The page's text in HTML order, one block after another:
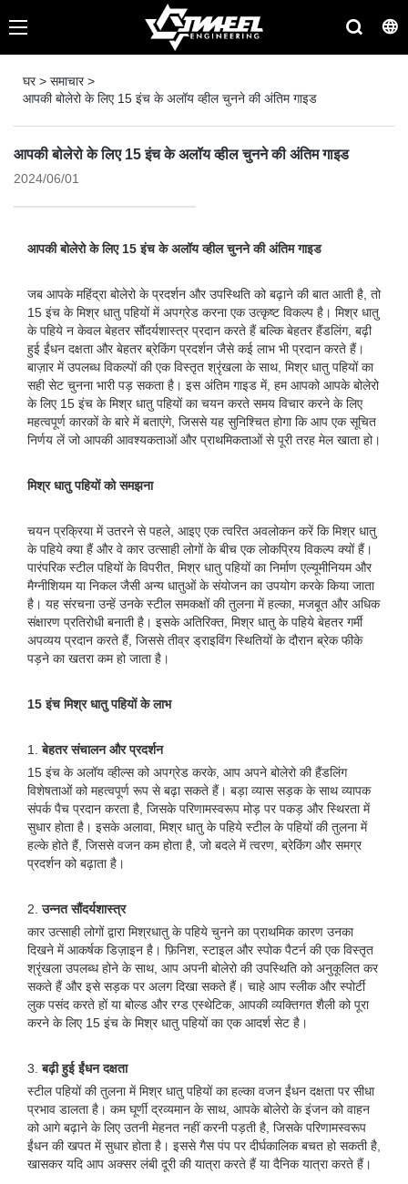
घर> समाचार>
आपकी बोलेरो के लिए 15 इंच के अलॉय व्हील चुनने की अंतिम गाइड
आपकी बोलेरो के लिए 15 इंच के अलॉय व्हील चुनने की अंतिम गाइड
2024/06/01
आपकी बोलेरो के लिए 15 इंच के अलॉय व्हील चुनने की अंतिम गाइड
जब आपके महिंद्रा बोलेरो के प्रदर्शन और उपस्थिति को बढ़ाने की बात आती है, तो
15 इंच के मिश्र धातु पहियों में अपग्रेड करना एक उत्कृष्ट विकल्प है। मिश्र धातु
के पहिये न केवल बेहतर सौंदर्यशास्त्र प्रदान करते हैं बल्कि बेहतर हैंडलिंग, बढ़ी
हुई ईंधन दक्षता और बेहतर ब्रेकिंग प्रदर्शन जैसे कई लाभ भी प्रदान करते हैं।
बाज़ार में उपलब्ध विकल्पों की एक विस्तृत श्रृंखला के साथ, मिश्र धातु पहियों का
सही सेट चुनना भारी पड़ सकता है। इस अंतिम गाइड में, हम आपको आपके बोलेरो
के लिए 15 इंच के मिश्र धातु पहियों का चयन करते समय विचार करने के लिए
महत्वपूर्ण कारकों के बारे में बताएंगे, जिससे यह सुनिश्चित होगा कि आप एक सूचित
निर्णय लें जो आपकी आवश्यकताओं और प्राथमिकताओं से पूरी तरह मेल खाता हो।
मिश्र धातु पहियों को समझना
चयन प्रक्रिया में उतरने से पहले, आइए एक त्वरित अवलोकन करें कि मिश्र धातु
के पहिये क्या हैं और वे कार उत्साही लोगों के बीच एक लोकप्रिय विकल्प क्यों हैं।
पारंपरिक स्टील पहियों के विपरीत, मिश्र धातु पहियों का निर्माण एल्यूमीनियम और
मैग्नीशियम या निकल जैसी अन्य धातुओं के संयोजन का उपयोग करके किया जाता
है। यह संरचना उन्हें उनके स्टील समकक्षों की तुलना में हल्का, मजबूत और अधिक
संक्षारण प्रतिरोधी बनाती है। इसके अतिरिक्त, मिश्र धातु के पहिये बेहतर गर्मी
अपव्यय प्रदान करते हैं, जिससे तीव्र ड्राइविंग स्थितियों के दौरान ब्रेक फीके
पड़ने का खतरा कम हो जाता है।
15 इंच मिश्र धातु पहियों के लाभ
1.बेहतर संचालन और प्रदर्शन
15 इंच के अलॉय व्हील्स को अपग्रेड करके, आप अपने बोलेरो की हैंडलिंग
विशेषताओं को महत्वपूर्ण रूप से बढ़ा सकते हैं। बड़ा व्यास सड़क के साथ व्यापक
संपर्क पैच प्रदान करता है, जिसके परिणामस्वरूप मोड़ पर पकड़ और स्थिरता में
सुधार होता है। इसके अलावा, मिश्र धातु के पहिये स्टील के पहियों की तुलना में
हल्के होते हैं, जिससे वजन कम होता है, जो बदले में त्वरण, ब्रेकिंग और समग्र
प्रदर्शन को बढ़ाता है।
2.उन्नत सौंदर्यशास्त्र
कार उत्साही लोगों द्वारा मिश्रधातु के पहिये चुनने का प्राथमिक कारण उनका
दिखने में आकर्षक डिज़ाइन है। फ़िनिश, स्टाइल और स्पोक पैटर्न की एक विस्तृत
श्रृंखला उपलब्ध होने के साथ, आप अपनी बोलेरो की उपस्थिति को अनुकूलित कर
सकते हैं और इसे सड़क पर अलग दिखा सकते हैं। चाहे आप स्लीक और स्पोर्टी
लुक पसंद करते हों या बोल्ड और रग्ड एस्थेटिक, आपकी व्यक्तिगत शैली को पूरा
करने के लिए 15 इंच के मिश्र धातु पहियों का एक आदर्श सेट है।
3.बढ़ी हुई ईंधन दक्षता
स्टील पहियों की तुलना में मिश्र धातु पहियों का हल्का वजन ईंधन दक्षता पर सीधा
प्रभाव डालता है। कम घूर्णी द्रव्यमान के साथ, आपके बोलेरो के इंजन को वाहन
को आगे बढ़ाने के लिए उतनी मेहनत नहीं करनी पड़ती है, जिसके परिणामस्वरूप
ईंधन की खपत में सुधार होता है। इससे गैस पंप पर दीर्घकालिक बचत हो सकती है,
खासकर यदि आप अक्सर लंबी दूरी की यात्रा करते हैं या दैनिक यात्रा करते हैं।